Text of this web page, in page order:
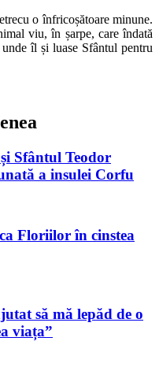
o înfri­coșătoare minune.
viu, în șarpe, care îndată
îl și luase Sfântul pentru
Sfântul Teodor
a insulei Corfu
Floriilor în cinstea
să mă lepăd de o
viața”